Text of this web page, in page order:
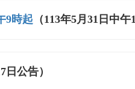
9時起 （113年5月31日中午
日公告）